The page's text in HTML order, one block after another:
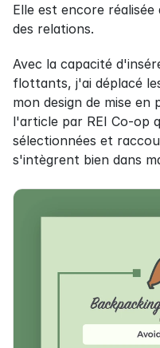
Elle est encore
des relations.
Avec la capacité
flottants, j'ai déplacé
mon design de mise en
l'article par REI Co-op
sélectionnées et
s'intègrent bien dans